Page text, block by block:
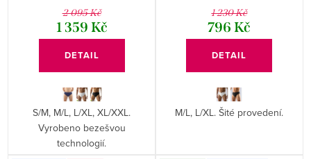
širokým bokem 51004P
2 095 Kč
1 359 Kč
DETAIL
S/M, M/L, L/XL, XL/XXL.
Vyrobeno bezešvou
technologií.
71055P
1 230 Kč
796 Kč
DETAIL
M/L, L/XL. Šité provedení.